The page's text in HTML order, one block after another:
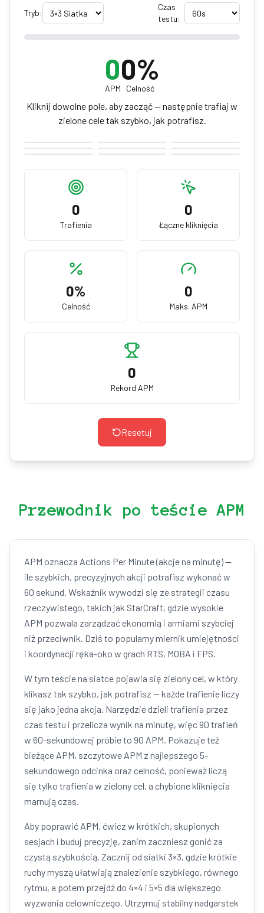
Tryb:
Czas
testu:
0
APM
0%
Celność
Kliknij dowolne pole, aby zacząć — następnie trafiaj w
zielone cele tak szybko, jak potrafisz.
0
Trafienia
0
Łączne kliknięcia
0%
Celność
0
Maks. APM
0
Rekord APM
Resetuj
Przewodnik po teście APM
APM oznacza Actions Per Minute (akcje na minutę) —
ile szybkich, precyzyjnych akcji potrafisz wykonać w
60 sekund. Wskaźnik wywodzi się ze strategii czasu
rzeczywistego, takich jak StarCraft, gdzie wysokie
APM pozwala zarządzać ekonomią i armiami szybciej
niż przeciwnik. Dziś to popularny miernik umiejętności
i koordynacji ręka-oko w grach RTS, MOBA i FPS.
W tym teście na siatce pojawia się zielony cel, w który
klikasz tak szybko, jak potrafisz — każde trafienie liczy
się jako jedna akcja. Narzędzie dzieli trafienia przez
czas testu i przelicza wynik na minutę, więc 90 trafień
w 60-sekundowej próbie to 90 APM. Pokazuje też
bieżące APM, szczytowe APM z najlepszego 5-
sekundowego odcinka oraz celność, ponieważ liczą
się tylko trafienia w zielony cel, a chybione kliknięcia
marnują czas.
Aby poprawić APM, ćwicz w krótkich, skupionych
sesjach i buduj precyzję, zanim zaczniesz gonić za
czystą szybkością. Zacznij od siatki 3×3, gdzie krótkie
ruchy myszą ułatwiają znalezienie szybkiego, równego
rytmu, a potem przejdź do 4×4 i 5×5 dla większego
wyzwania celowniczego. Utrzymuj stabilny nadgarstek